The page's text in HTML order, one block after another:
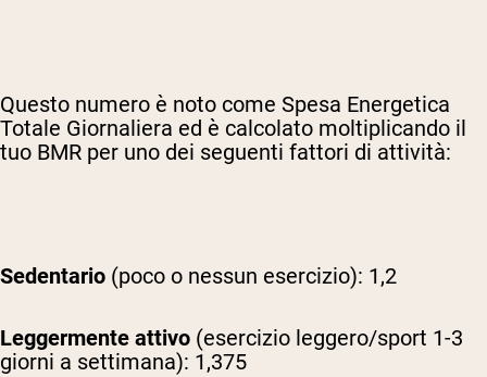
Questo numero è noto come Spesa Energetica
Totale Giornaliera ed è calcolato moltiplicando il
tuo BMR per uno dei seguenti fattori di attività:
Sedentario (poco o nessun esercizio): 1,2
Leggermente attivo (esercizio leggero/sport 1-3
giorni a settimana): 1,375